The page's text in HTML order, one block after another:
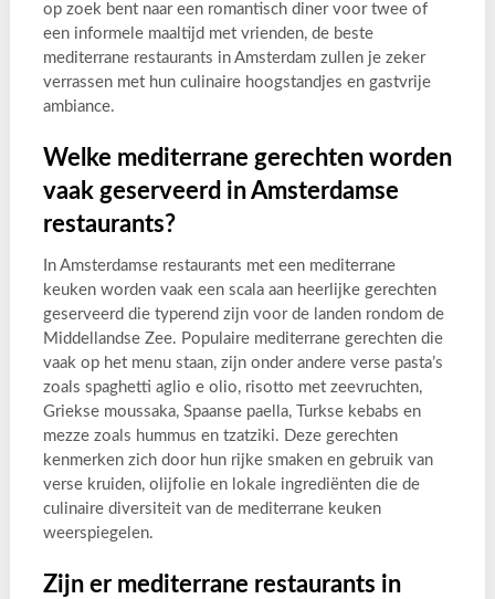
op zoek bent naar een romantisch diner voor twee of
een informele maaltijd met vrienden, de beste
mediterrane restaurants in Amsterdam zullen je zeker
verrassen met hun culinaire hoogstandjes en gastvrije
ambiance.
Welke mediterrane gerechten worden
vaak geserveerd in Amsterdamse
restaurants?
In Amsterdamse restaurants met een mediterrane
keuken worden vaak een scala aan heerlijke gerechten
geserveerd die typerend zijn voor de landen rondom de
Middellandse Zee. Populaire mediterrane gerechten die
vaak op het menu staan, zijn onder andere verse pasta’s
zoals spaghetti aglio e olio, risotto met zeevruchten,
Griekse moussaka, Spaanse paella, Turkse kebabs en
mezze zoals hummus en tzatziki. Deze gerechten
kenmerken zich door hun rijke smaken en gebruik van
verse kruiden, olijfolie en lokale ingrediënten die de
culinaire diversiteit van de mediterrane keuken
weerspiegelen.
Zijn er mediterrane restaurants in